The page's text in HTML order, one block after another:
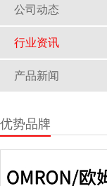
公司动态
行业资讯
产品新闻
优势品牌